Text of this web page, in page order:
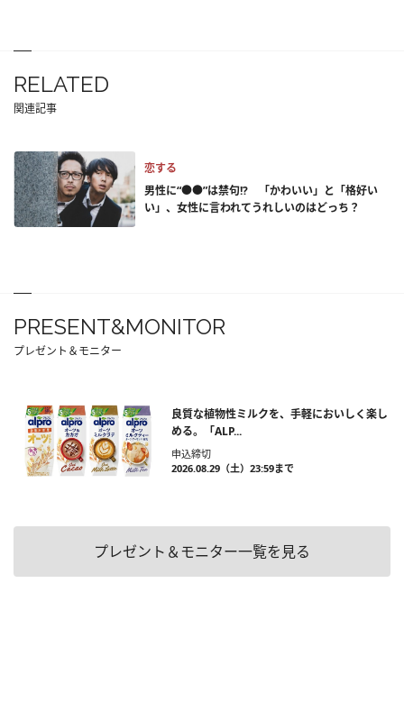
RELATED
関連記事
恋する
男性に“●●”は禁句!? 「かわいい」と「格好い
い」、女性に言われてうれしいのはどっち？
PRESENT&MONITOR
プレゼント＆モニター
良質な植物性ミルクを、手軽においしく楽し
める。「ALP...
申込締切
2026.08.29（土）23:59まで
プレゼント＆モニター一覧を見る